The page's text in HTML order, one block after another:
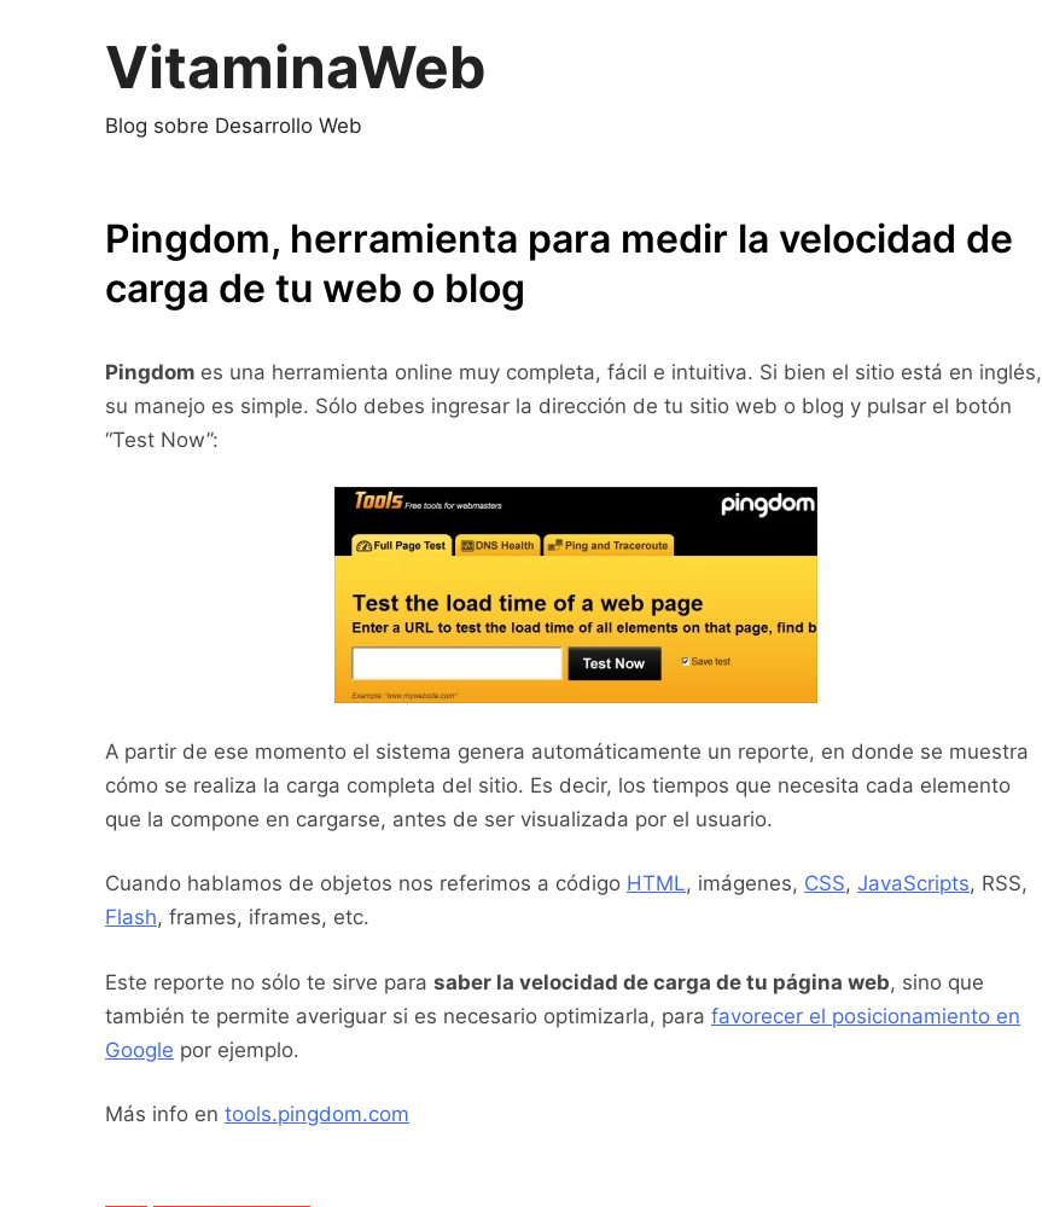
VitaminaWeb
Blog sobre Desarrollo Web
Pingdom, herramienta para medir la velocidad de
carga de tu web o blog
Pingdom es una herramienta online muy completa, fácil e intuitiva. Si bien el sitio está en inglés,
su manejo es simple. Sólo debes ingresar la dirección de tu sitio web o blog y pulsar el botón
“Test Now”:
A partir de ese momento el sistema genera automáticamente un reporte, en donde se muestra
cómo se realiza la carga completa del sitio. Es decir, los tiempos que necesita cada elemento
que la compone en cargarse, antes de ser visualizada por el usuario.
Cuando hablamos de objetos nos referimos a código HTML, imágenes, CSS, JavaScripts, RSS,
Flash, frames, iframes, etc.
Este reporte no sólo te sirve para saber la velocidad de carga de tu página web, sino que
también te permite averiguar si es necesario optimizarla, para favorecer el posicionamiento en
Google por ejemplo.
Más info en tools.pingdom.com